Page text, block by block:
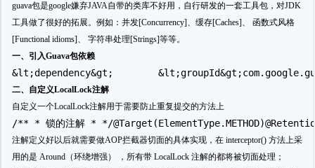
guava包是google嫌弃JAVA自带的类库不好用，自行研发的一套工具包，对JDK
工具做了很好的拓展。例如：并发[Concurrency]、缓存[Caches]、 函数式风格
[Functional idioms]、 字符串处理[Strings]等等。
一、引入Guava包依赖
&lt;dependency&gt;
二、自定义LocalLock注解
自定义一个LocalLock注解用于需要防止重复提交的方法上
/** * 锁的注解 * */
注解定义好以后就需要做AOP拦截器切面的具体实现，在 interceptor() 方法上采
用的是 Around（环绕增强） ，所有带 LocalLock 注解的都将被切面处理；